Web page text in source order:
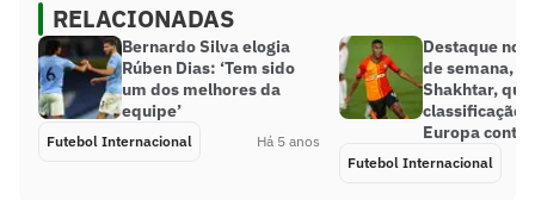
RELACIONADAS
Bernardo Silva elogia
Rúben Dias: ‘Tem sido
um dos melhores da
equipe’
Futebol Internacional Há 5 anos
Destaque no
de semana,
Shakhtar,
classificação
Europa
Futebol Internacional